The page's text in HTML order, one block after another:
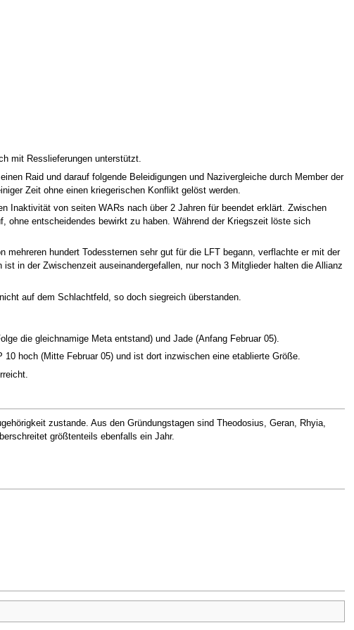
mit Resslieferungen unterstützt.
Raid und darauf folgende Beleidigungen und Nazivergleiche durch Member der
Zeit ohne einen kriegerischen Konflikt gelöst werden.
Inaktivität von seiten WARs nach über 2 Jahren für beendet erklärt. Zwischen
entscheidendes bewirkt zu haben. Während der Kriegszeit löste sich
hundert Todessternen sehr gut für die LFT begann, verflachte er mit der
in der Zwischenzeit auseinandergefallen, nur noch 3 Mitglieder halten die Allianz
auf dem Schlachtfeld, so doch siegreich überstanden.
die gleichnamige Meta entstand) und Jade (Anfang Februar 05).
hoch (Mitte Februar 05) und ist dort inzwischen eine etablierte Größe.
zustande. Aus den Gründungstagen sind Theodosius, Geran, Rhyia,
größtenteils ebenfalls ein Jahr.